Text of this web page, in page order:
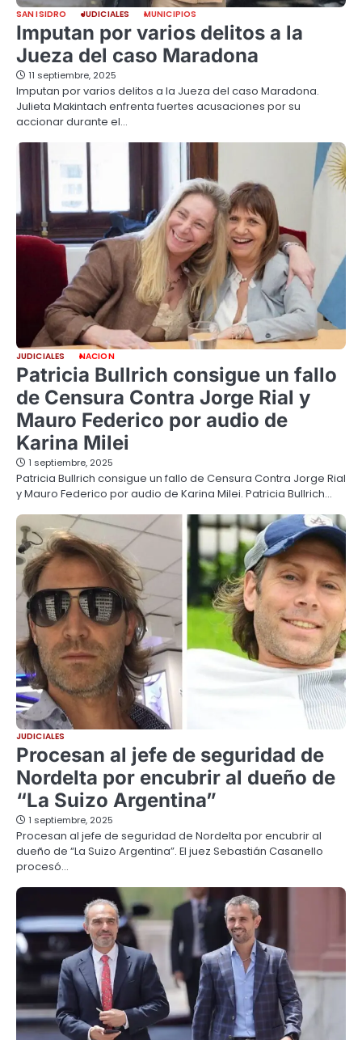
SAN ISIDRO JUDICIALES MUNICIPIOS
Imputan por varios delitos a la
Jueza del caso Maradona
11 septiembre, 2025
Imputan por varios delitos a la Jueza del caso Maradona.
Julieta Makintach enfrenta fuertes acusaciones por su
accionar durante el…
JUDICIALES NACION
Patricia Bullrich consigue un fallo
de Censura Contra Jorge Rial y
Mauro Federico por audio de
Karina Milei
1 septiembre, 2025
Patricia Bullrich consigue un fallo de Censura Contra Jorge Rial
y Mauro Federico por audio de Karina Milei. Patricia Bullrich…
JUDICIALES
Procesan al jefe de seguridad de
Nordelta por encubrir al dueño de
“La Suizo Argentina”
1 septiembre, 2025
Procesan al jefe de seguridad de Nordelta por encubrir al
dueño de “La Suizo Argentina”. El juez Sebastián Casanello
procesó…